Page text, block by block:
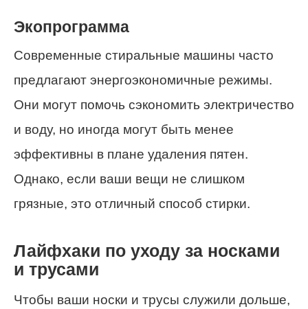
Экопрограмма
Современные стиральные машины часто
предлагают энергоэкономичные режимы.
Они могут помочь сэкономить электричество
и воду, но иногда могут быть менее
эффективны в плане удаления пятен.
Однако, если ваши вещи не слишком
грязные, это отличный способ стирки.
Лайфхаки по уходу за носками
и трусами
Чтобы ваши носки и трусы служили дольше,